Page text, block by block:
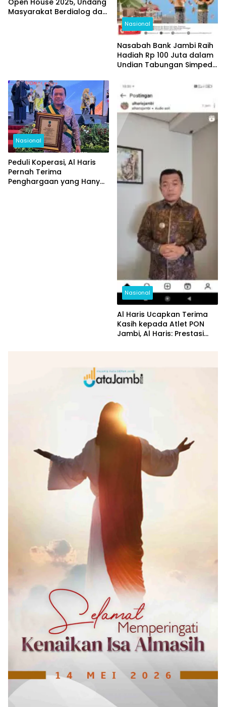
Masyarakat Berdialog dan
Nasional
Nasabah Bank Jambi Raih
Hadiah Rp 100 Juta dalam
Undian Tabungan Simpeda
Nasional
Peduli Koperasi, Al Haris
Pernah Terima
Penghargaan yang Hanya
Nasional
Al Haris Ucapkan Terima
Kasih kepada Atlet PON
Jambi, Al Haris: Prestasi